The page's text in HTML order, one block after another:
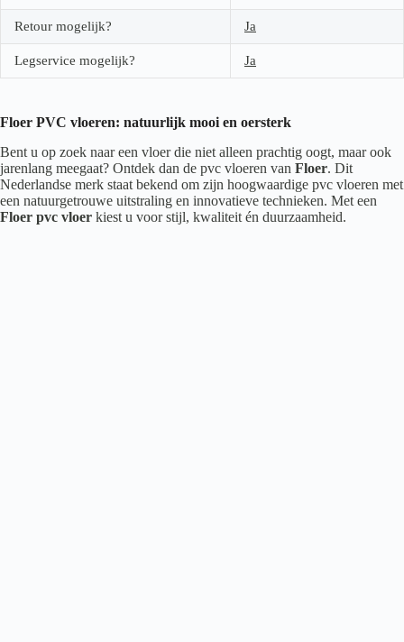
Retour mogelijk? Ja
Legservice mogelijk? Ja
Floer PVC vloeren: natuurlijk mooi en oersterk
Bent u op zoek naar een vloer die niet alleen prachtig oogt, maar ook
jarenlang meegaat? Ontdek dan de pvc vloeren van Floer. Dit
Nederlandse merk staat bekend om zijn hoogwaardige pvc vloeren met
een natuurgetrouwe uitstraling en innovatieve technieken. Met een
Floer pvc vloer kiest u voor stijl, kwaliteit én duurzaamheid.